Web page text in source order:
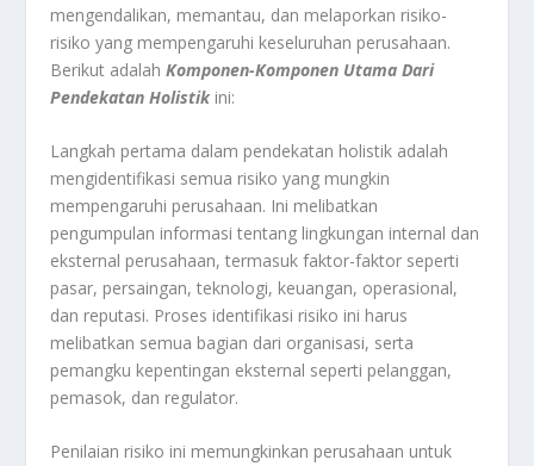
mengendalikan, memantau, dan melaporkan risiko-
risiko yang mempengaruhi keseluruhan perusahaan.
Berikut adalahKomponen-Komponen Utama Dari
Pendekatan Holistikini:
Langkah pertama dalam pendekatan holistik adalah
mengidentifikasi semua risiko yang mungkin
mempengaruhi perusahaan. Ini melibatkan
pengumpulan informasi tentang lingkungan internal dan
eksternal perusahaan, termasuk faktor-faktor seperti
pasar, persaingan, teknologi, keuangan, operasional,
dan reputasi. Proses identifikasi risiko ini harus
melibatkan semua bagian dari organisasi, serta
pemangku kepentingan eksternal seperti pelanggan,
pemasok, dan regulator.
Penilaian risiko ini memungkinkan perusahaan untuk